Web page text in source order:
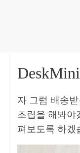
자 그럼 배송
조립을 해봐야
펴보도록 하겠